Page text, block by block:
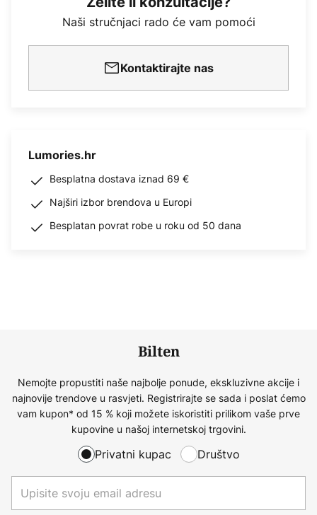
Naši stručnjaci rado će vam pomoći
Kontaktirajte nas
Lumories.hr
Besplatna dostava iznad 69 €
Najširi izbor brendova u Europi
Besplatan povrat robe u roku od 50 dana
Bilten
Nemojte propustiti naše najbolje ponude, ekskluzivne akcije i
najnovije trendove u rasvjeti. Registrirajte se sada i poslat ćemo
vam kupon* od 15 % koji možete iskoristiti prilikom vaše prve
kupovine u našoj internetskoj trgovini.
Privatni kupac Društvo